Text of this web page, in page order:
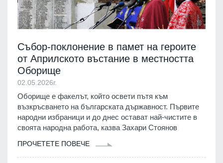
Събор-поклонение в памет на героите
от Априлското въстание в местността
Оборище
02.05.2026г.
Оборище е факелът, който освети пътя към
възкръсването на българската държавност. Първите
народни избраници и до днес остават най-чистите в
своята народна работа, казва Захари Стоянов
ПРОЧЕТЕТЕ ПОВЕЧЕ